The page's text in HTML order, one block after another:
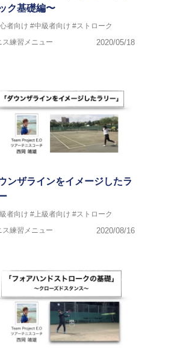
ク基礎編〜
者向け #中級者向け #ストローク
ス練習メニュー
2020/05/18
ンザラインをイメージしたラ
者向け #上級者向け #ストローク
ス練習メニュー
2020/08/16